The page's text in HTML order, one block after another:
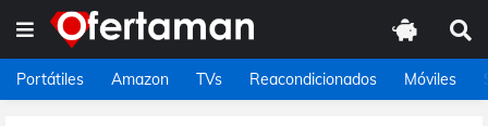
Portátiles Amazon TVs Reacondicionados Móviles